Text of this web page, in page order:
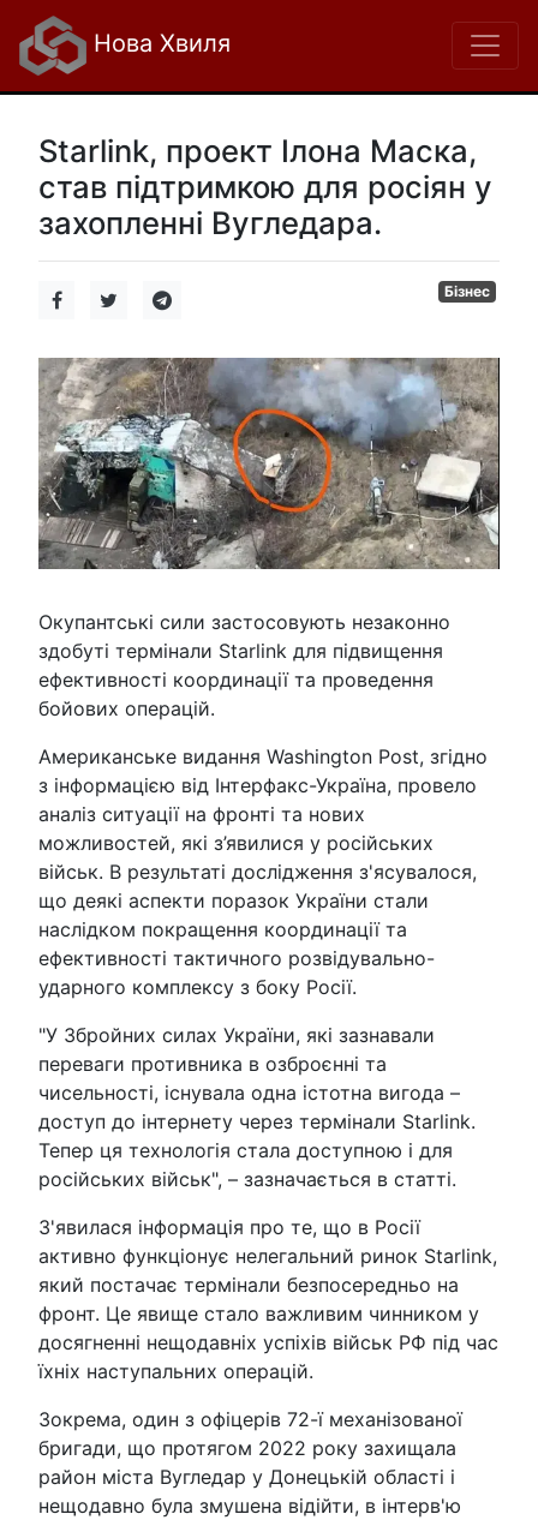
Нова Хвиля
Starlink, проект Ілона Маска,
став підтримкою для росіян у
захопленні Вугледара.
Бізнес
Окупантські сили застосовують незаконно
здобуті термінали Starlink для підвищення
ефективності координації та проведення
бойових операцій.
Американське видання Washington Post, згідно
з інформацією від Інтерфакс-Україна, провело
аналіз ситуації на фронті та нових
можливостей, які з’явилися у російських
військ. В результаті дослідження з'ясувалося,
що деякі аспекти поразок України стали
наслідком покращення координації та
ефективності тактичного розвідувально-
ударного комплексу з боку Росії.
"У Збройних силах України, які зазнавали
переваги противника в озброєнні та
чисельності, існувала одна істотна вигода –
доступ до інтернету через термінали Starlink.
Тепер ця технологія стала доступною і для
російських військ", – зазначається в статті.
З'явилася інформація про те, що в Росії
активно функціонує нелегальний ринок Starlink,
який постачає термінали безпосередньо на
фронт. Це явище стало важливим чинником у
досягненні нещодавніх успіхів військ РФ під час
їхніх наступальних операцій.
Зокрема, один з офіцерів 72-ї механізованої
бригади, що протягом 2022 року захищала
район міста Вугледар у Донецькій області і
нещодавно була змушена відійти, в інтерв'ю